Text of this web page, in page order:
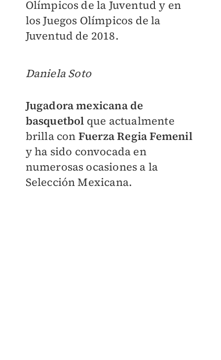
Olímpicos de la Juventud y en
los Juegos Olímpicos de la
Juventud de 2018.
Daniela Soto
Jugadora mexicana de
basquetbol que actualmente
brilla con Fuerza Regia Femenil
y ha sido convocada en
numerosas ocasiones a la
Selección Mexicana.